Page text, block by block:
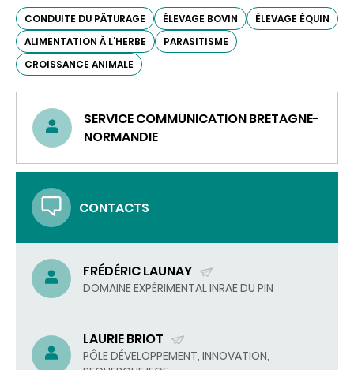
CONDUITE DU PÂTURAGE ÉLEVAGE BOVIN
ÉLEVAGE ÉQUIN
ALIMENTATION À L'HERBE
PARASITISME
CROISSANCE ANIMALE
SERVICE COMMUNICATION BRETAGNE-
NORMANDIE
CONTACTS
FRÉDÉRIC LAUNAY
(ENVOYER
DOMAINE EXPÉRIMENTAL INRAE DU PIN
LAURIE BRIOT
(ENVOYER
PÔLE DÉVELOPPEMENT, INNOVATION,